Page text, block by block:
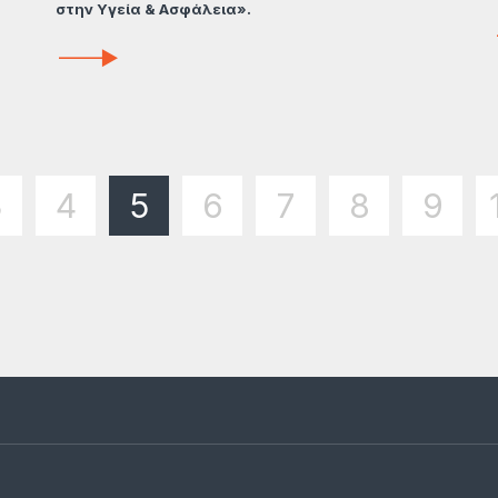
στην Υγεία & Ασφάλεια».
4 5 6 7 8 9